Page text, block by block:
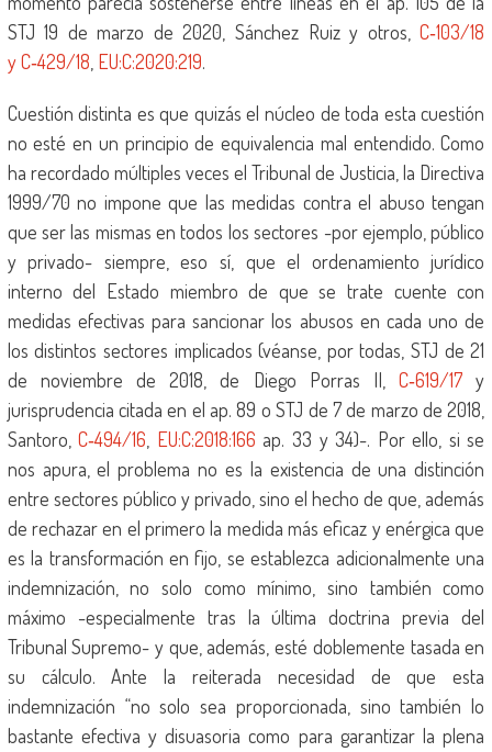
STJ 19 de marzo de 2020, Sánchez Ruiz y otros,C‑103/18
y C‑429/18 EU:C:2020:219.
Cuestión distinta es que quizás el núcleo de toda esta cuestión
no esté en un principio de equivalencia mal entendido. Como
ha recordado múltiples veces el Tribunal de Justicia, la Directiva
1999/70 no impone que las medidas contra el abuso tengan
que ser las mismas en todos los sectores -por ejemplo, público
y privado- siempre, eso sí, que el ordenamiento jurídico
interno del Estado miembro de que se trate cuente con
medidas efectivas para sancionar los abusos en cada uno de
los distintos sectores implicados (véanse, por todas, STJ de 21
de noviembre de 2018, de Diego Porras II,C‑619/17 y
jurisprudencia citada en el ap. 89 o STJ de 7 de marzo de 2018,
Santoro,C‑494/16 EU:C:2018:166 ap. 33 y 34)-. Por ello, si se
nos apura, el problema no es la existencia de una distinción
entre sectores público y privado, sino el hecho de que, además
de rechazar en el primero la medida más eficaz y enérgica que
es la transformación en fijo, se establezca adicionalmente una
indemnización, no solo como mínimo, sino también como
máximo -especialmente tras la última doctrina previa del
Tribunal Supremo- y que, además, esté doblemente tasada en
su cálculo. Ante la reiterada necesidad de que esta
indemnización “no solo sea proporcionada, sino también lo
bastante efectiva y disuasoria como para garantizar la plena